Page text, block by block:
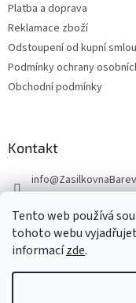
Tento web používá
tohoto webu
informacízde.
Platba a doprava
Reklamace zboží
Odstoupení od kupní
Podmínky ochrany
Obchodní podmínky
Kontakt
info@